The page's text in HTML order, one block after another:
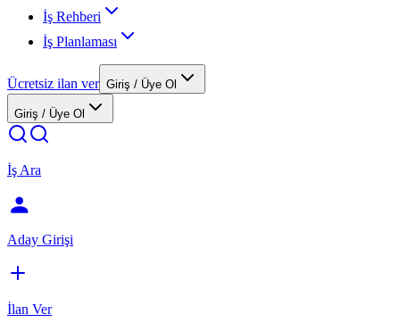
İş Rehberi
İş Planlaması
Ücretsiz ilan ver Giriş / Üye Ol
Giriş / Üye Ol
İş Ara
Aday Girişi
İlan Ver